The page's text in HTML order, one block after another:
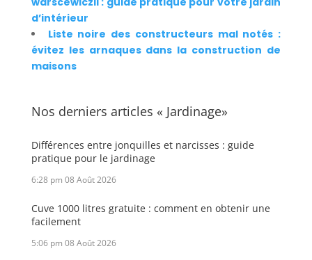
d’intérieur
Liste noire des constructeurs mal notés :
évitez les arnaques dans la construction de
maisons
Nos derniers articles « Jardinage»
Différences entre jonquilles et narcisses : guide
pratique pour le jardinage
6:28 pm 08 Août 2026
Cuve 1000 litres gratuite : comment en obtenir une
facilement
5:06 pm 08 Août 2026